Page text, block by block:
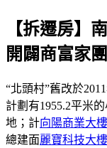
【拆遷房】
開闢商富家
“北頭村”舊改於
計劃有1955.2平米
地；計向陽商業大樓
總建面麗寶科技大樓